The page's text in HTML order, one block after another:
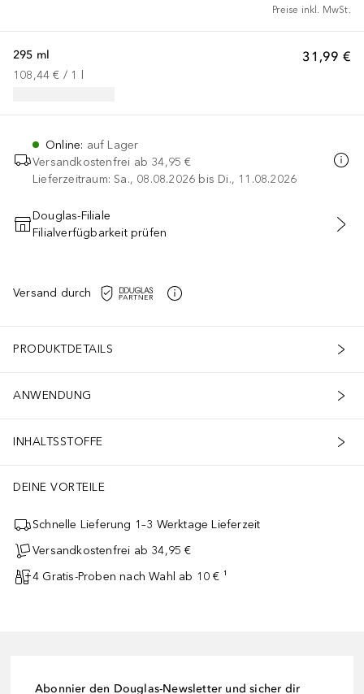
Preise inkl. MwSt.
31,99 €
295 ml
108,44 € / 1
Online: auf Lager
Versandkostenfrei ab 34,95 €
Lieferzeitraum: Sa., 08.08.2026 bis Di., 11.08.2026
IN DEN WARENKORB
Douglas-Filiale
Filialverfügbarkeit prüfen
Versand durch
PRODUKTDETAILS
ANWENDUNG
INHALTSSTOFFE
DEINE VORTEILE
Schnelle Lieferung 1–3 Werktage Lieferzeit
Versandkostenfrei ab 34,95 €
4 Gratis-Proben nach Wahl ab 10 € ¹
Abonnier den Douglas-Newsletter und sicher dir